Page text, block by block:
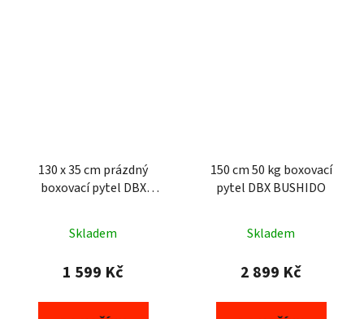
130 x 35 cm prázdný
boxovací pytel DBX
Skladem
1 599 Kč
150 cm 50 kg boxovací
pytel DBX BUSHIDO
Skladem
2 899 Kč